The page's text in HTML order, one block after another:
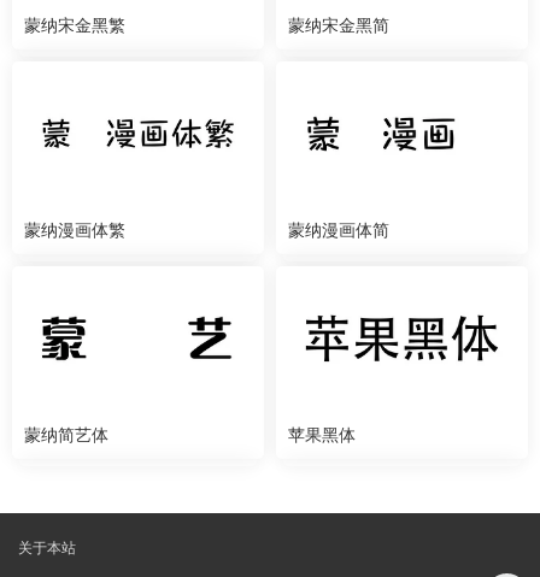
蒙纳宋金黑繁 蒙纳宋金黑简
蒙纳漫画体繁 蒙纳漫画体简
蒙纳简艺体 苹果黑体
关于本站